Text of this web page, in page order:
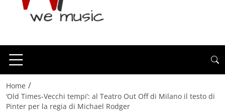
Home /
‘Old Times-Vecchi tempi’: al Teatro Out Off di Milano il testo di
Pinter per la regia di Michael Rodger